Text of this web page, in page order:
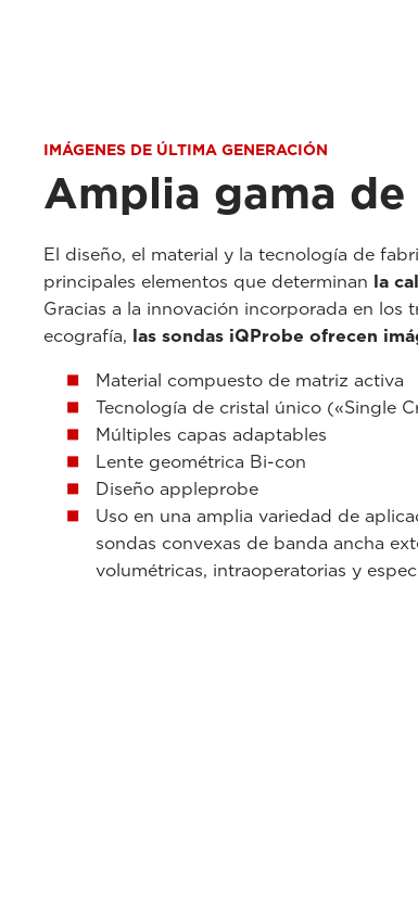
IMÁGENES DE ÚLTIMA GENERACIÓN
Amplia gama de
El diseño, el material y la tecnología de
principales elementos que determinan la
Gracias a la innovación incorporada en los
ecografía, las sondas iQProbe ofrecen
Material compuesto de matriz activa
Tecnología de cristal único («Single
Múltiples capas adaptables
Lente geométrica Bi-con
Diseño appleprobe
Uso en una amplia variedad de
sondas convexas de banda ancha
volumétricas, intraoperatorias y